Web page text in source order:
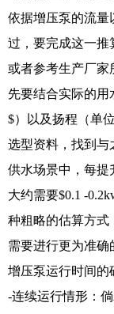
依据增压泵的流量
过，要完成这一推
或者参考生产厂家
先要结合实际的用
$）以及扬程（单
选型资料，找到与
供水场景中，每提
大约需要$0.1 -
种粗略的估算方式
需要进行更为准确
增压泵运行时间的
-连续运行情形：